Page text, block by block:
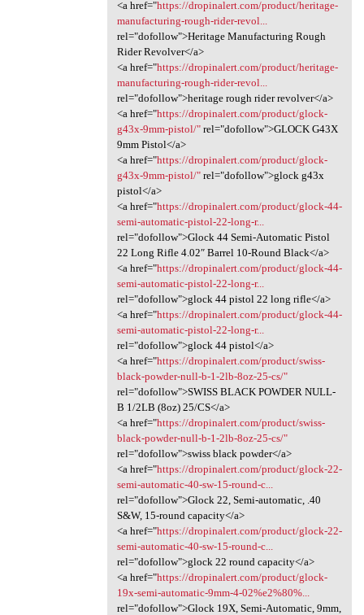
<a href="https://dropinalert.com/product/heritage-
manufacturing-rough-rider-revol...
rel="dofollow">Heritage Manufacturing Rough
Rider Revolver</a>
<a href="https://dropinalert.com/product/heritage-
manufacturing-rough-rider-revol...
rel="dofollow">heritage rough rider revolver</a>
<a href="https://dropinalert.com/product/glock-
g43x-9mm-pistol/"rel="dofollow">GLOCK G43X
9mm Pistol</a>
<a href="https://dropinalert.com/product/glock-
g43x-9mm-pistol/"rel="dofollow">glock g43x
pistol</a>
<a href="https://dropinalert.com/product/glock-44-
semi-automatic-pistol-22-long-r...
rel="dofollow">Glock 44 Semi-Automatic Pistol
22 Long Rifle 4.02″ Barrel 10-Round Black</a>
<a href="https://dropinalert.com/product/glock-44-
semi-automatic-pistol-22-long-r...
rel="dofollow">glock 44 pistol 22 long rifle</a>
<a href="https://dropinalert.com/product/glock-44-
semi-automatic-pistol-22-long-r...
rel="dofollow">glock 44 pistol</a>
<a href="https://dropinalert.com/product/swiss-
black-powder-null-b-1-2lb-8oz-25-cs/"
rel="dofollow">SWISS BLACK POWDER NULL-
B 1/2LB (8oz) 25/CS</a>
<a href="https://dropinalert.com/product/swiss-
black-powder-null-b-1-2lb-8oz-25-cs/"
rel="dofollow">swiss black powder</a>
<a href="https://dropinalert.com/product/glock-22-
semi-automatic-40-sw-15-round-c...
rel="dofollow">Glock 22, Semi-automatic, .40
S&W, 15-round capacity</a>
<a href="https://dropinalert.com/product/glock-22-
semi-automatic-40-sw-15-round-c...
rel="dofollow">glock 22 round capacity</a>
<a href="https://dropinalert.com/product/glock-
19x-semi-automatic-9mm-4-02%e2%80%...
rel="dofollow">Glock 19X, Semi-Automatic, 9mm,